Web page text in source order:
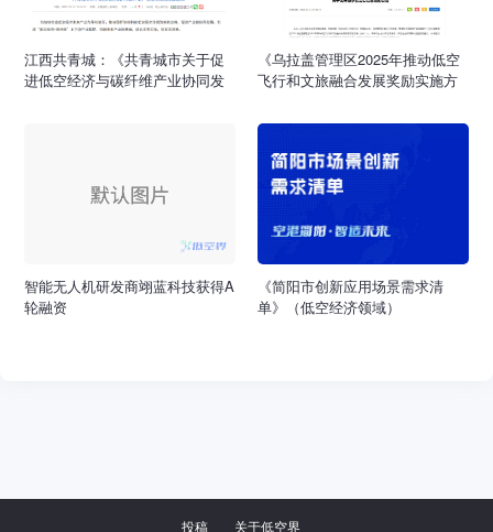
江西共青城：《共青城市关于促
进低空经济与碳纤维产业协同发
《乌拉盖管理区2025年推动低空
飞行和文旅融合发展奖励实施方
见至4月21日
智能无人机研发商翊蓝科技获得A
轮融资
《简阳市创新应用场景需求清
单》（低空经济领域）
投稿 关于低空界